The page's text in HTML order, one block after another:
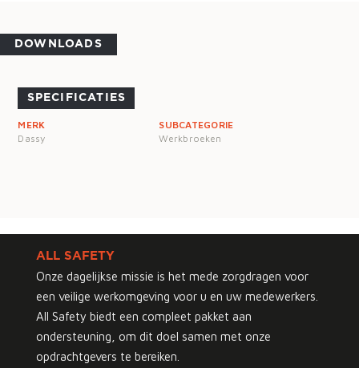
DOWNLOADS
SPECIFICATIES
MERK
Dassy
SUBCATEGORIE
Werkbroeken
ALL SAFETY
Onze dagelijkse missie is het mede zorgdragen voor
een veilige werkomgeving voor u en uw medewerkers.
All Safety biedt een compleet pakket aan
ondersteuning, om dit doel samen met onze
opdrachtgevers te bereiken.